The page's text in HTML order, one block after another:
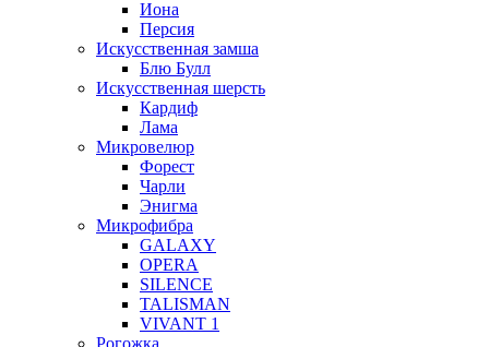
Иона
Персия
Искусственная замша
Блю Булл
Искусственная шерсть
Кардиф
Лама
Микровелюр
Форест
Чарли
Энигма
Микрофибра
GALAXY
OPERA
SILENCE
TALISMAN
VIVANT 1
Рогожка